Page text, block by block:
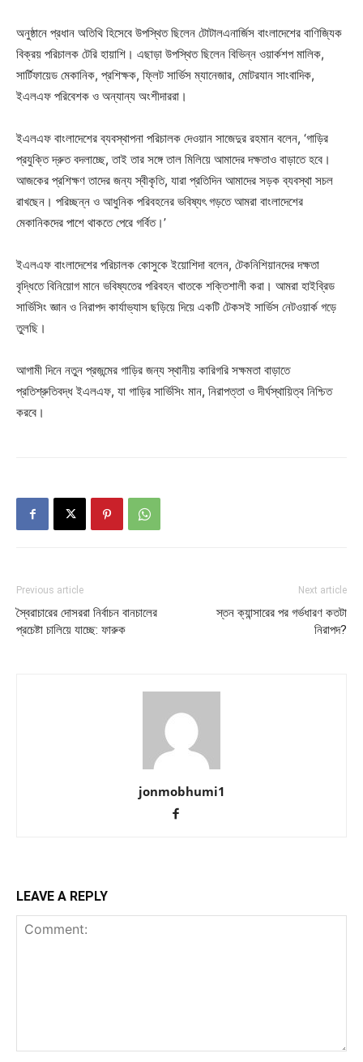
অনুষ্ঠানে প্রধান অতিথি হিসেবে উপস্থিত ছিলেন টোটালএনার্জিস বাংলাদেশের বাণিজ্যিক
বিক্রয় পরিচালক টেরি হায়াশি। এছাড়া উপস্থিত ছিলেন বিভিন্ন ওয়ার্কশপ মালিক,
সার্টিফায়েড মেকানিক, প্রশিক্ষক, ফ্লিট সার্ভিস ম্যানেজার, মোটরযান সাংবাদিক,
ইএলএফ পরিবেশক ও অন্যান্য অংশীদাররা।
ইএলএফ বাংলাদেশের ব্যবস্থাপনা পরিচালক দেওয়ান সাজেদুর রহমান বলেন, ‘গাড়ির
প্রযুক্তি দ্রুত বদলাচ্ছে, তাই তার সঙ্গে তাল মিলিয়ে আমাদের দক্ষতাও বাড়াতে হবে।
আজকের প্রশিক্ষণ তাদের জন্য স্বীকৃতি, যারা প্রতিদিন আমাদের সড়ক ব্যবস্থা সচল
রাখছেন। পরিচ্ছন্ন ও আধুনিক পরিবহনের ভবিষ্যৎ গড়তে আমরা বাংলাদেশের
মেকানিকদের পাশে থাকতে পেরে গর্বিত।’
ইএলএফ বাংলাদেশের পরিচালক কোসুকে ইয়োশিদা বলেন, টেকনিশিয়ানদের দক্ষতা
বৃদ্ধিতে বিনিয়োগ মানে ভবিষ্যতের পরিবহন খাতকে শক্তিশালী করা। আমরা হাইব্রিড
সার্ভিসিং জ্ঞান ও নিরাপদ কার্যাভ্যাস ছড়িয়ে দিয়ে একটি টেকসই সার্ভিস নেটওয়ার্ক গড়ে
তুলছি।
আগামী দিনে নতুন প্রজন্মের গাড়ির জন্য স্থানীয় কারিগরি সক্ষমতা বাড়াতে
প্রতিশ্রুতিবদ্ধ ইএলএফ, যা গাড়ির সার্ভিসিং মান, নিরাপত্তা ও দীর্ঘস্থায়িত্ব নিশ্চিত
করবে।
Previous article
স্বৈরাচারের দোসররা নির্বাচন বানচালের
প্রচেষ্টা চালিয়ে যাচ্ছে: ফারুক
Next article
স্তন ক্যান্সারের পর গর্ভধারণ কতটা
নিরাপদ?
jonmobhumi1
LEAVE A REPLY